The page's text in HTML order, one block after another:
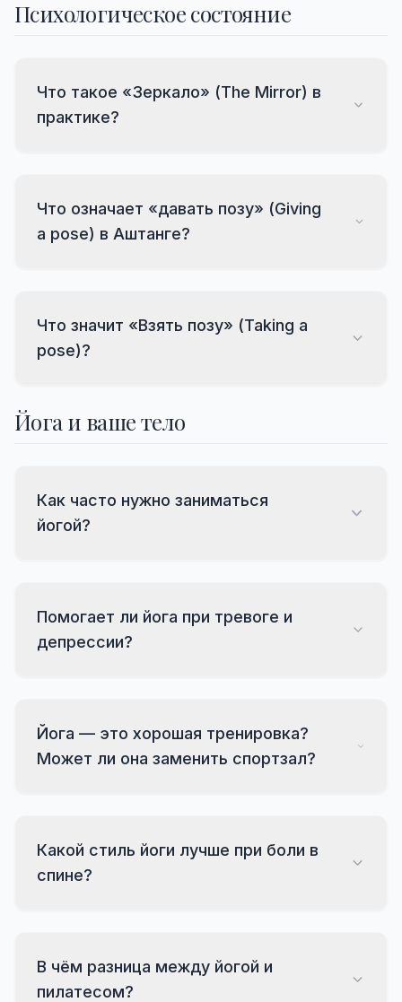
Психологическое состояние
Что такое «Зеркало» (The Mirror) в
практике?
Что означает «давать позу» (Giving
a pose) в Аштанге?
Что значит «Взять позу» (Taking a
pose)?
Йога и ваше тело
Как часто нужно заниматься
йогой?
Помогает ли йога при тревоге и
депрессии?
Йога — это хорошая тренировка?
Может ли она заменить спортзал?
Какой стиль йоги лучше при боли в
спине?
В чём разница между йогой и
пилатесом?